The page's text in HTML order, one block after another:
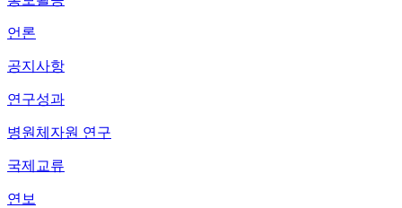
언론
공지사항
연구성과
병원체자원 연구
국제교류
연보